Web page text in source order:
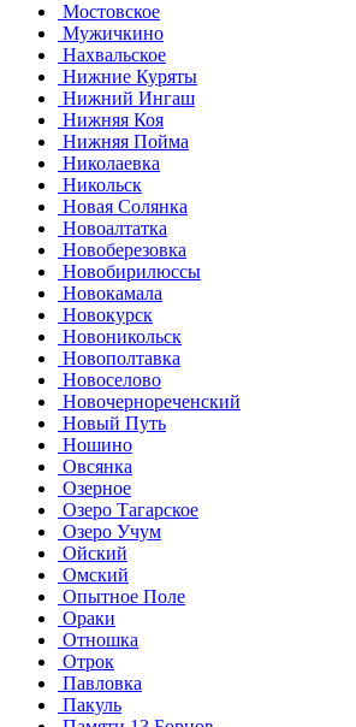
Мостовское
Мужичкино
Нахвальское
Нижние Куряты
Нижний Ингаш
Нижняя Коя
Нижняя Пойма
Николаевка
Никольск
Новая Солянка
Новоалтатка
Новоберезовка
Новобирилюссы
Новокамала
Новокурск
Новоникольск
Новополтавка
Новоселово
Новочернореченский
Новый Путь
Ношино
Овсянка
Озерное
Озеро Тагарское
Озеро Учум
Ойский
Омский
Опытное Поле
Ораки
Отношка
Отрок
Павловка
Пакуль